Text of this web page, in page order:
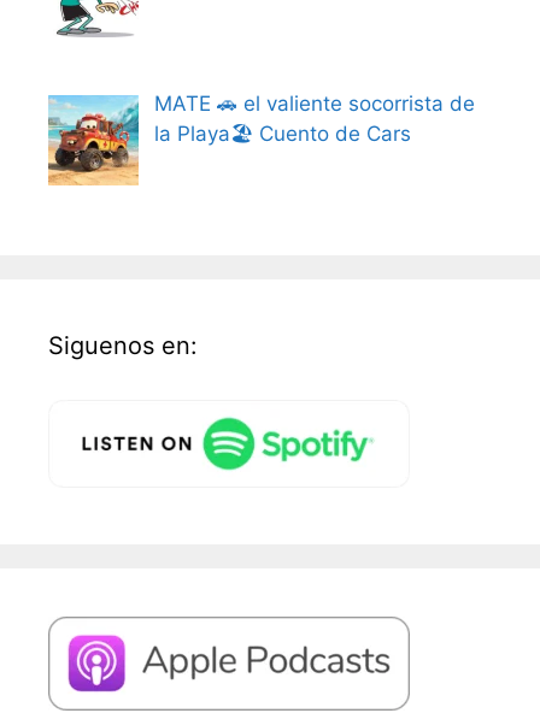
MATE 🚗 el valiente socorrista de
la Playa🏖️ Cuento de Cars
Siguenos en: